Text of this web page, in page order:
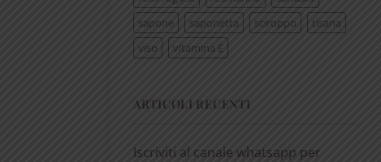
sapone
saponetta sciroppo
tisana
viso
vitamina E
ARTICOLI RECENTI
Iscriviti al canale whatsapp per